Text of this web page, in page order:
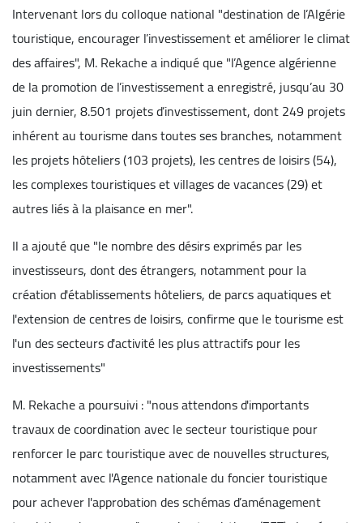
Intervenant lors du colloque national "destination de l’Algérie
touristique, encourager l’investissement et améliorer le climat
des affaires", M. Rekache a indiqué que "l’Agence algérienne
de la promotion de l’investissement a enregistré, jusqu’au 30
juin dernier, 8.501 projets d’investissement, dont 249 projets
inhérent au tourisme dans toutes ses branches, notamment
les projets hôteliers (103 projets), les centres de loisirs (54),
les complexes touristiques et villages de vacances (29) et
autres liés à la plaisance en mer".
Il a ajouté que "le nombre des désirs exprimés par les
investisseurs, dont des étrangers, notamment pour la
création d'établissements hôteliers, de parcs aquatiques et
l'extension de centres de loisirs, confirme que le tourisme est
l'un des secteurs d'activité les plus attractifs pour les
investissements"
M. Rekache a poursuivi : "nous attendons d'importants
travaux de coordination avec le secteur touristique pour
renforcer le parc touristique avec de nouvelles structures,
notamment avec l'Agence nationale du foncier touristique
pour achever l'approbation des schémas d’aménagement